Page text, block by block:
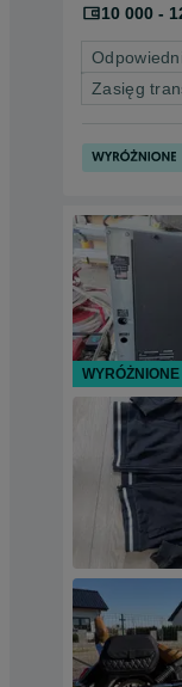
10 000 -
Zasięg
WYRÓŻNIONE